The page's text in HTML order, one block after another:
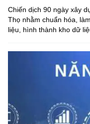
Chiến dịch 90 ngày xây
Thọ nhằm chuẩn hóa,
liệu, hình thành kho dữ